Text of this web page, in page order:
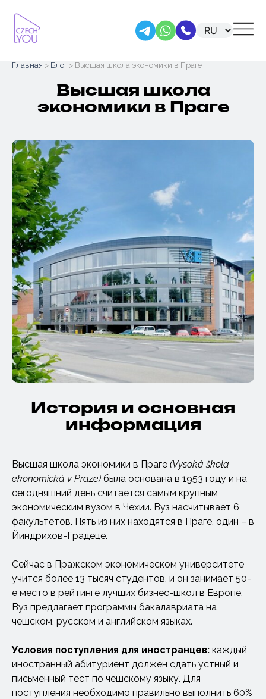
Главная > Блог > Высшая школа экономики в Праге
Высшая школа
экономики в Праге
История и основная
информация
Высшая школа экономики в Праге (Vysoká škola
ekonomická v Praze) была основана в 1953 году и на
сегодняшний день считается самым крупным
экономическим вузом в Чехии. Вуз насчитывает 6
факультетов. Пять из них находятся в Праге, один – в
Йиндрихов-Градеце.
Сейчас в Пражском экономическом университете
учится более 13 тысяч студентов, и он занимает 50-
е место в рейтинге лучших бизнес-школ в Европе.
Вуз предлагает программы бакалавриата на
чешском, русском и английском языках.
Условия поступления для иностранцев: каждый
иностранный абитуриент должен сдать устный и
письменный тест по чешскому языку. Для
поступления необходимо правильно выполнить 60%